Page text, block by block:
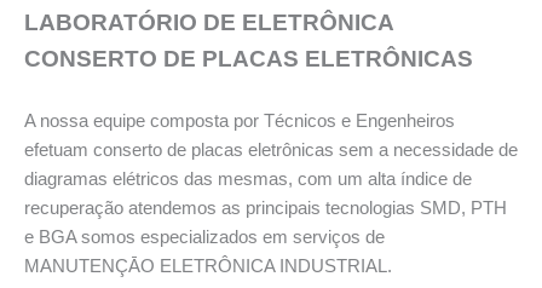
LABORATÓRIO DE ELETRÔNICA
CONSERTO DE PLACAS ELETRÔNICAS
A nossa equipe composta por Técnicos e Engenheiros
efetuam conserto de placas eletrônicas sem a necessidade de
diagramas elétricos das mesmas, com um alta índice de
recuperação atendemos as principais tecnologias SMD, PTH
e BGA somos especializados em serviços de
MANUTENÇĀO ELETRÔNICA INDUSTRIAL.